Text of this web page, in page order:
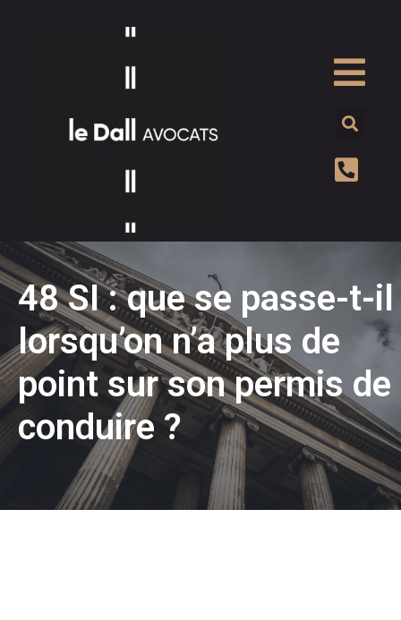
48 SI : que se passe-t-il
lorsqu’on n’a plus de
point sur son permis de
conduire ?